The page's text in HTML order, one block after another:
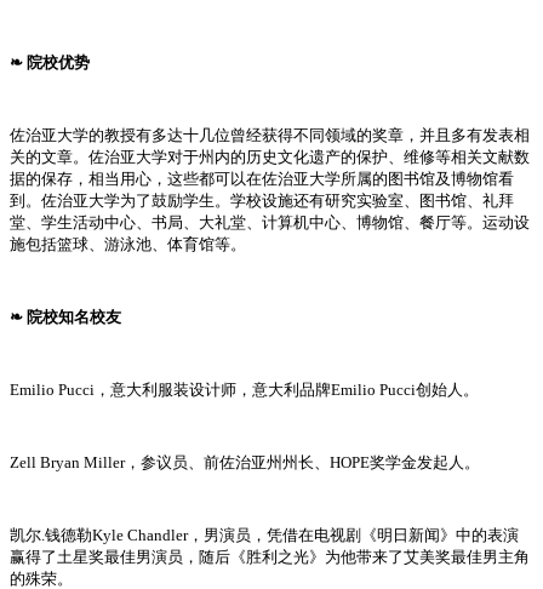
❧ 院校优势
佐治亚大学的教授有多达十几位曾经获得不同领域的奖章，并且多有发表相
关的文章。佐治亚大学对于州内的历史文化遗产的保护、维修等相关文献数
据的保存，相当用心，这些都可以在佐治亚大学所属的图书馆及博物馆看
到。佐治亚大学为了鼓励学生。学校设施还有研究实验室、图书馆、礼拜
堂、学生活动中心、书局、大礼堂、计算机中心、博物馆、餐厅等。运动设
施包括篮球、游泳池、体育馆等。
❧ 院校知名校友
Emilio Pucci，意大利服装设计师，意大利品牌Emilio Pucci创始人。
Zell Bryan Miller，参议员、前佐治亚州州长、HOPE奖学金发起人。
凯尔.钱德勒Kyle Chandler，男演员，凭借在电视剧《明日新闻》中的表演
赢得了土星奖最佳男演员，随后《胜利之光》为他带来了艾美奖最佳男主角
的殊荣。